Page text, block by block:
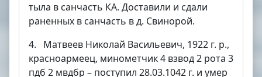
тыла в санчасть КА. Доставили и сдали
раненных в санчасть в д. Свинорой.
4. Матвеев Николай Васильевич, 1922 г. р.,
красноармеец, минометчик 4 взвод 2 рота 3
пдб 2 мвдбр – поступил 28.03.1042 г. и умер